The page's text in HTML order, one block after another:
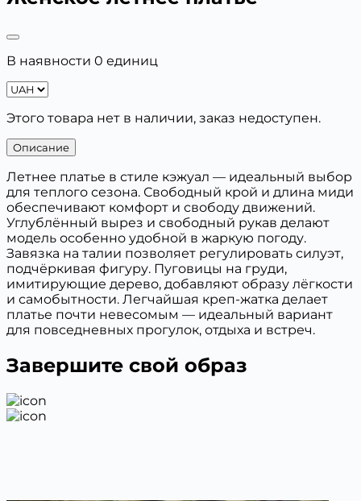
В наявности 0 единиц
Этого товара нет в наличии, заказ недоступен.
Описание
Летнее платье в стиле кэжуал — идеальный выбор
для теплого сезона. Свободный крой и длина миди
обеспечивают комфорт и свободу движений.
Углублённый вырез и свободный рукав делают
модель особенно удобной в жаркую погоду.
Завязка на талии позволяет регулировать силуэт,
подчёркивая фигуру. Пуговицы на груди,
имитирующие дерево, добавляют образу лёгкости
и самобытности. Легчайшая креп-жатка делает
платье почти невесомым — идеальный вариант
для повседневных прогулок, отдыха и встреч.
Завершите свой образ